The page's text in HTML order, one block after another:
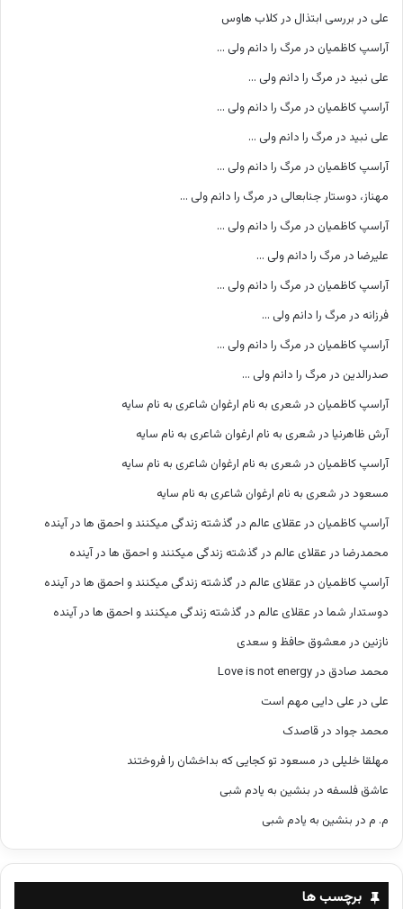
علی در بررسی ابتذال در کلاب هاوس
آراسپ کاظمیان در مرگ را دانم ولی …
علی نبید در مرگ را دانم ولی …
آراسپ کاظمیان در مرگ را دانم ولی …
علی نبید در مرگ را دانم ولی …
آراسپ کاظمیان در مرگ را دانم ولی …
مهناز، دوستار جنابعالی در مرگ را دانم ولی …
آراسپ کاظمیان در مرگ را دانم ولی …
علیرضا در مرگ را دانم ولی …
آراسپ کاظمیان در مرگ را دانم ولی …
فرزانه در مرگ را دانم ولی …
آراسپ کاظمیان در مرگ را دانم ولی …
صدرالدین در مرگ را دانم ولی …
آراسپ کاظمیان در شعری به نام ارغوان شاعری به نام سایه
آرش ظاهرنیا در شعری به نام ارغوان شاعری به نام سایه
آراسپ کاظمیان در شعری به نام ارغوان شاعری به نام سایه
مسعود در شعری به نام ارغوان شاعری به نام سایه
آراسپ کاظمیان در عقلای عالم در گذشته زندگی میکنند و احمق ها در آینده
محمدرضا در عقلای عالم در گذشته زندگی میکنند و احمق ها در آینده
آراسپ کاظمیان در عقلای عالم در گذشته زندگی میکنند و احمق ها در آینده
دوستدار شما در عقلای عالم در گذشته زندگی میکنند و احمق ها در آینده
نازنین در معشوق حافظ و سعدی
محمد صادق در Love is not energy
علی در علی دایی مهم است
محمد جواد در قاصدک
مهلقا خلیلی در مسعود تو کجایی که بداخشان را فروختند
عاشق فلسفه در بنشین به یادم شبی
م. م در بنشین به یادم شبی
برچسب ها